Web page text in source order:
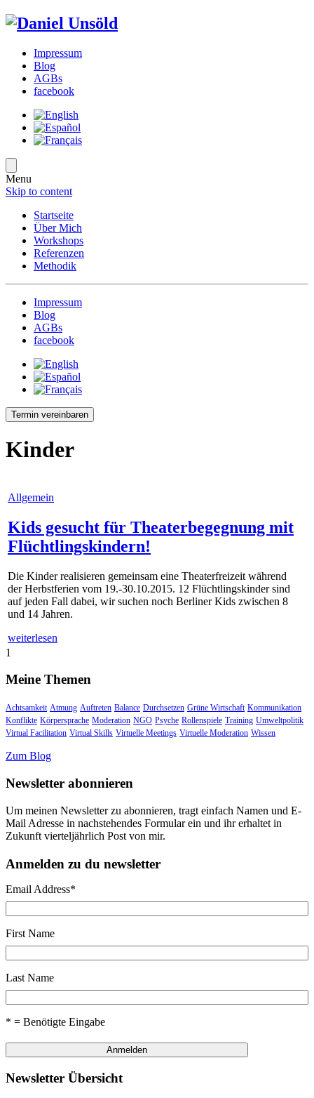
Impressum
Blog
AGBs
facebook
Menu
Skip to content
Startseite
Über Mich
Workshops
Referenzen
Methodik
Impressum
Blog
AGBs
facebook
Termin vereinbaren
Kinder
Allgemein
Kids gesucht für Theaterbegegnung mit
Flüchtlingskindern!
Die Kinder realisieren gemeinsam eine Theaterfreizeit während
der Herbstferien vom 19.-30.10.2015. 12 Flüchtlingskinder sind
auf jeden Fall dabei, wir suchen noch Berliner Kids zwischen 8
und 14 Jahren.
weiterlesen
1
Meine Themen
Achtsamkeit Atmung Auftreten Balance Durchsetzen Grüne Wirtschaft Kommunikation
Konflikte Körpersprache Moderation NGO Psyche Rollenspiele Training Umweltpolitik
Virtual Facilitation Virtual Skills Virtuelle Meetings Virtuelle Moderation Wissen
Zum Blog
Newsletter abonnieren
Um meinen Newsletter zu abonnieren, tragt einfach Namen und E-
Mail Adresse in nachstehendes Formular ein und ihr erhaltet in
Zukunft vierteljährlich Post von mir.
Anmelden zu du newsletter
Email Address*
First Name
Last Name
* = Benötigte Eingabe
Newsletter Übersicht